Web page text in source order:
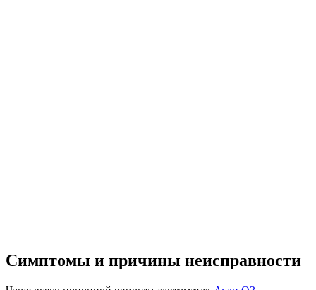
Симптомы и причины неисправности